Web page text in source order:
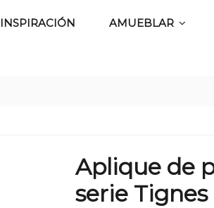
INSPIRACIÓN AMUEBLAR
Aplique de
serie Tignes